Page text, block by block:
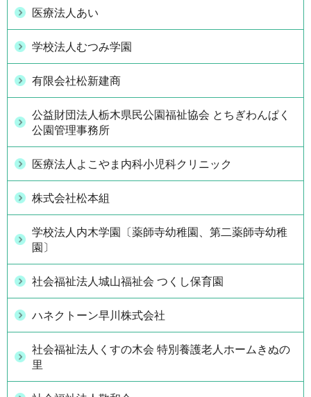
医療法人あい
学校法人むつみ学園
有限会社松新建商
公益財団法人栃木県民公園福祉協会 とちぎわんぱく
公園管理事務所
医療法人よこやま内科小児科クリニック
株式会社松本組
学校法人内木学園〔薬師寺幼稚園、第二薬師寺幼稚
園〕
社会福祉法人城山福祉会 つくし保育園
ハネクトーン早川株式会社
社会福祉法人くすの木会 特別養護老人ホームきぬの
里